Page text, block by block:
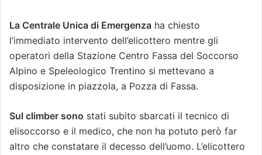
La Centrale Unica di Emergenza ha chiesto
l’immediato intervento dell’elicottero mentre gli
operatori della Stazione Centro Fassa del Soccorso
Alpino e Speleologico Trentino si mettevano a
disposizione in piazzola, a Pozza di Fassa.
Sul climber sono stati subito sbarcati il tecnico di
elisoccorso e il medico, che non ha potuto però far
altro che constatare il decesso dell’uomo. L’elicottero